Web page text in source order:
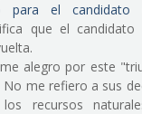
para el candidato
que el candidato
alegro por este
me refiero a sus
los recursos